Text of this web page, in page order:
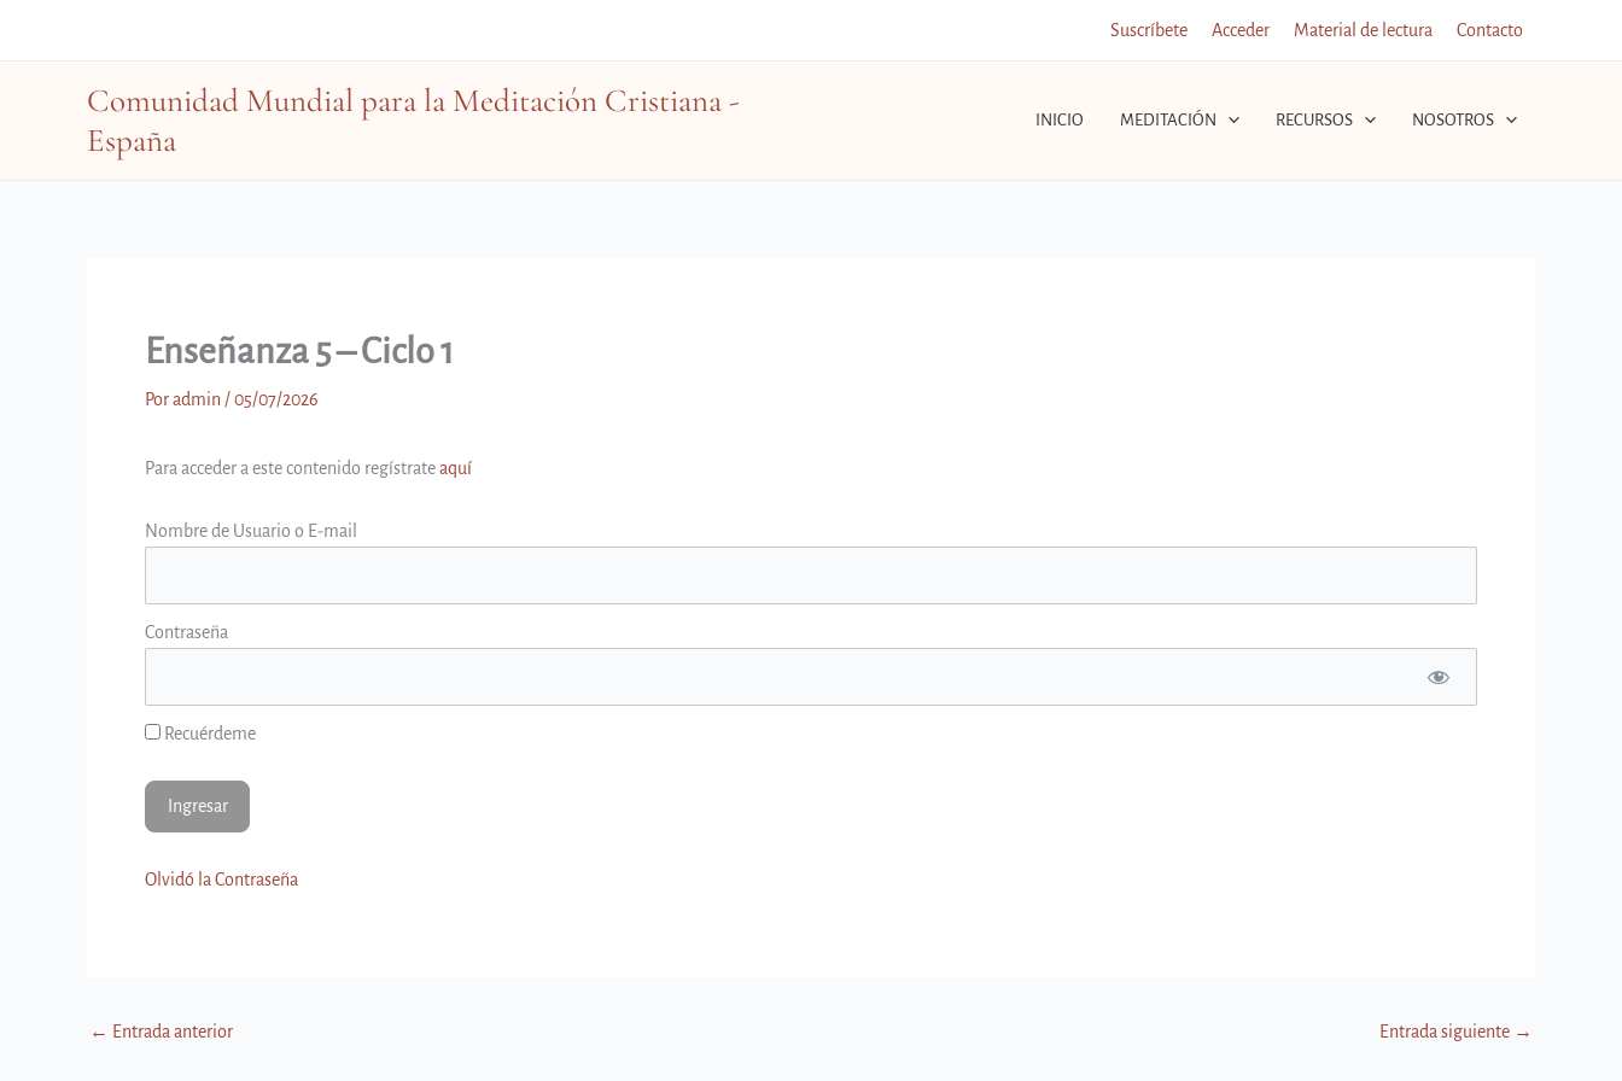
Suscríbete Acceder Material de lectura Contacto
Comunidad Mundial para la Meditación Cristiana -
España
INICIO MEDITACIÓN RECURSOS NOSOTROS
Enseñanza 5 – Ciclo 1
Poradmin /05/07/2026
Para acceder a este contenido regístrateaquí
Nombre de Usuario o E-mail
Contraseña
Recuérdeme
Olvidó la Contraseña
← Entrada anterior Entrada siguiente →